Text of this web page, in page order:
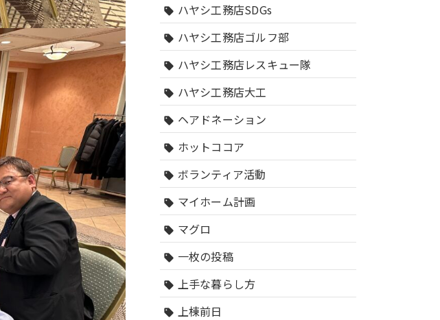
sell ハヤシ工務店SDGs
sell ハヤシ工務店ゴルフ部
sell ハヤシ工務店レスキュー隊
sell ハヤシ工務店大工
sell ヘアドネーション
sell ホットココア
sell ボランティア活動
sell マイホーム計画
sell マグロ
sell 一枚の投稿
sell 上手な暮らし方
sell 上棟前日